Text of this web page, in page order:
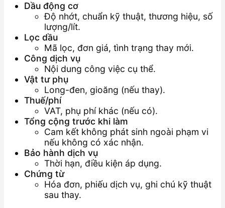
Dầu động cơ
Độ nhớt, chuẩn kỹ thuật, thương hiệu, số
lượng/lít.
Lọc dầu
Mã lọc, đơn giá, tình trạng thay mới.
Công dịch vụ
Nội dung công việc cụ thể.
Vật tư phụ
Long-đen, gioăng (nếu thay).
Thuế/phí
VAT, phụ phí khác (nếu có).
Tổng cộng trước khi làm
Cam kết không phát sinh ngoài phạm vi
nếu không có xác nhận.
Bảo hành dịch vụ
Thời hạn, điều kiện áp dụng.
Chứng từ
Hóa đơn, phiếu dịch vụ, ghi chú kỹ thuật
sau thay.